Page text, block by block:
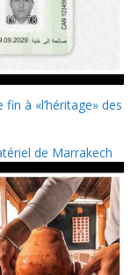
à «l’héritage» des
de Marrakech